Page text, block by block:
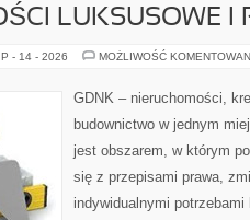
LUKSUSOWE I
- 14 - 2026 MOŻLIWOŚĆ
GDNK – nieruchomości,
budownictwo w jednym
jest obszarem, w którym
się z przepisami prawa,
indywidualnymi